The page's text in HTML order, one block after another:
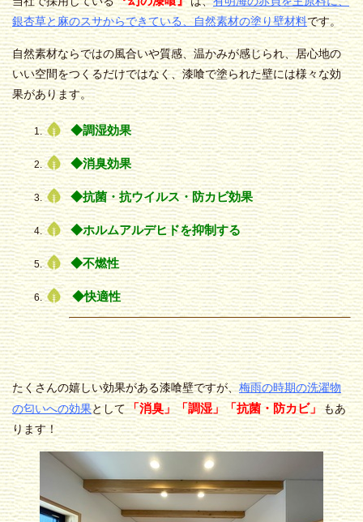
銀杏草と麻のスサからできている、自然素材の塗り壁材料です。
自然素材ならではの風合いや質感、温かみが感じられ、居心地の
いい空間をつくるだけではなく、漆喰で塗られた壁には様々な効
果があります。
◆調湿効果
◆消臭効果
◆抗菌・抗ウイルス・防カビ効果
◆ホルムアルデヒドを抑制する
◆不燃性
◆快適性
たくさんの嬉しい効果がある漆喰壁ですが、梅雨の時期の洗濯物
の匂いへの効果として「消臭」「調湿」「抗菌・防カビ」もあ
ります！